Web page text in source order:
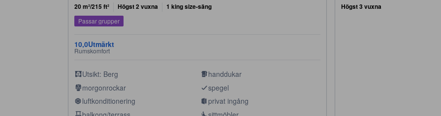
20 m²/215 ft² Högst 2 vuxna 1 king size-säng
Passar grupper
10,0Utmärkt
Rumskomfort
Utsikt: Berg handdukar
morgonrockar spegel
luftkonditionering privat ingång
Högst 3 vuxna